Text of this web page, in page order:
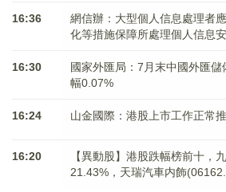
16:36
網信辦：大型個人信息處理者
化等措施保障所處理個人信息
16:30
國家外匯局：7月末中國外匯
幅0.07%
16:24 山金國際：港股上市工作正常
16:20
【異動股】港股跌幅榜前十，
21.43%，天瑞汽車内飾